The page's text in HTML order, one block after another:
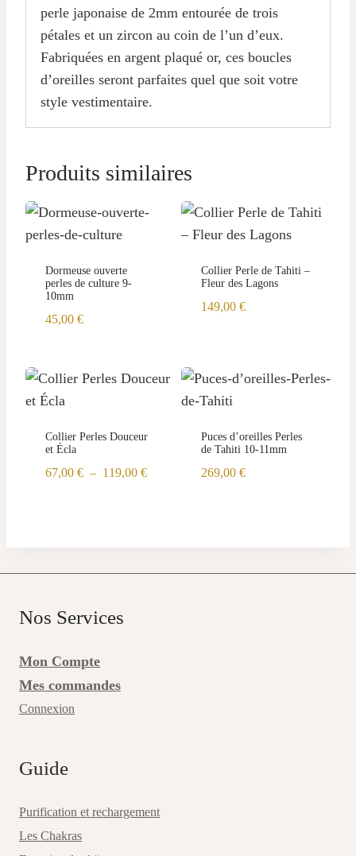
perle japonaise de 2mm entourée de trois
pétales et un zircon au coin de l’un d’eux.
Fabriquées en argent plaqué or, ces boucles
d’oreilles seront parfaites quel que soit votre
style vestimentaire.
Produits similaires
Dormeuse ouverte
perles de culture 9-
10mm
45,00 €
Collier Perle de Tahiti –
Fleur des Lagons
149,00 €
Collier Perles Douceur
et Écla
67,00 € – 119,00 €Plage
119,00 €
Puces d’oreilles Perles
de Tahiti 10-11mm
269,00 €
Nos Services
Mon Compte
Mes commandes
Connexion
Guide
Purification et rechargement
Les Chakras